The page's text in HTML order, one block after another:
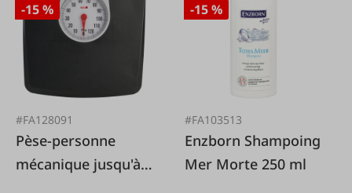
-15 %
#FA128091
Pèse-personne
mécanique jusqu'à
-15 %
#FA103513
Enzborn Shampoing
Mer Morte 250 ml